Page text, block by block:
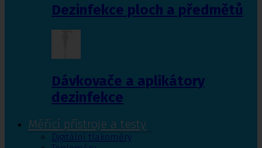
Dezinfekce ploch a předmětů
Dávkovače a aplikátory
dezinfekce
Měřící přístroje a testy
Digitální tlakoměry